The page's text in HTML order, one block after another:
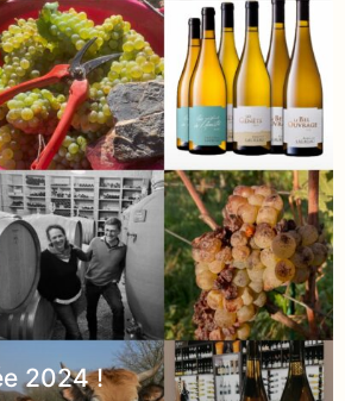
2024 !